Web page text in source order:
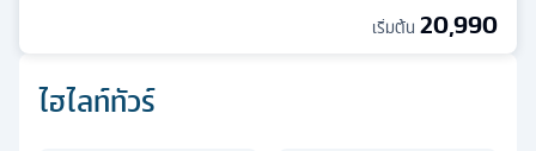
ไฮไลท์ทัวร์
เริ่มต้น 20,990